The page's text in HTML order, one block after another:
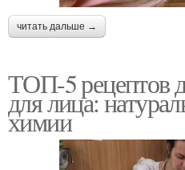
читать дальше →
ТОП-5 рецептов
для лица:
химии